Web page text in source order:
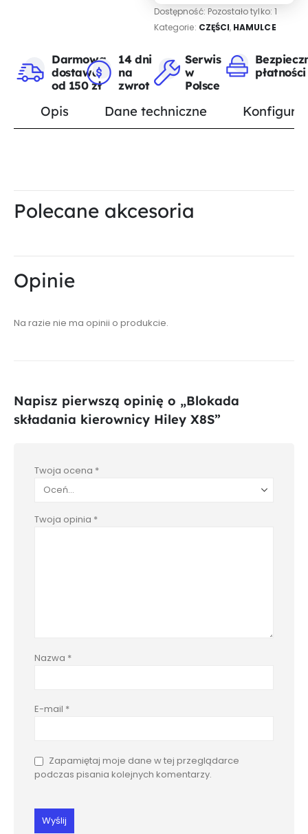
Dostępność: Pozostało tylko: 1
Kategorie: CZĘŚCI, HAMULCE
Darmowa
dostawa
od 150 zł
14 dni
na
zwrot
Serwis
w
Polsce
płatności
Opis Dane techniczne
Polecane akcesoria
Opinie
Na razie nie ma opinii o produkcie.
Napisz pierwszą opinię o „Blokada
składania kierownicy Hiley X8S”
Twoja ocena *
Twoja opinia *
Nazwa *
E-mail *
Zapamiętaj moje dane w tej przeglądarce
podczas pisania kolejnych komentarzy.